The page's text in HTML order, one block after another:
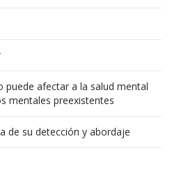
puede afectar a la salud mental
mentales preexistentes
de su detección y abordaje